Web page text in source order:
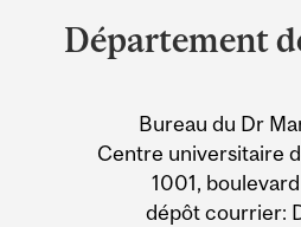
and
University
Information
Département
Bureau du Dr
Centre universitaire
1001,
dépôt courrier: